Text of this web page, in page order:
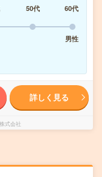
50代
60代
男性
詳しく見る
式会社